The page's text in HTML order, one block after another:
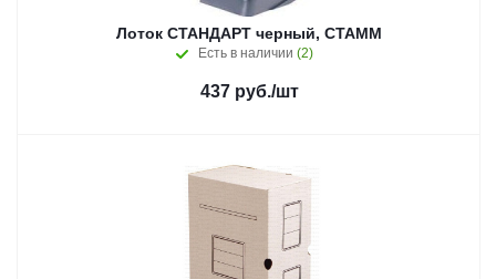
Лоток СТАНДАРТ черный, СТАММ
Есть в наличии (2)
437руб./шт